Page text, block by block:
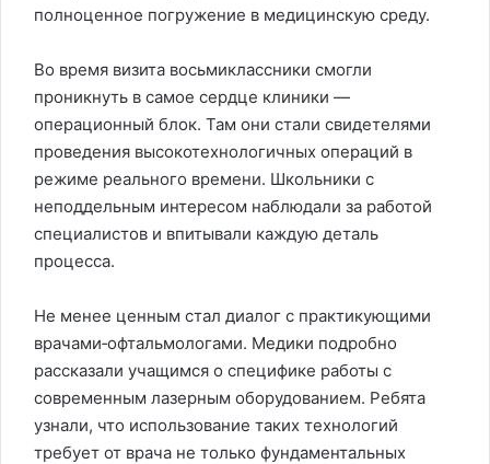
полноценное погружение в медицинскую среду.
Во время визита восьмиклассники смогли
проникнуть в самое сердце клиники —
операционный блок. Там они стали свидетелями
проведения высокотехнологичных операций в
режиме реального времени. Школьники с
неподдельным интересом наблюдали за работой
специалистов и впитывали каждую деталь
процесса.
Не менее ценным стал диалог с практикующими
врачами‑офтальмологами. Медики подробно
рассказали учащимся о специфике работы с
современным лазерным оборудованием. Ребята
узнали, что использование таких технологий
требует от врача не только фундаментальных